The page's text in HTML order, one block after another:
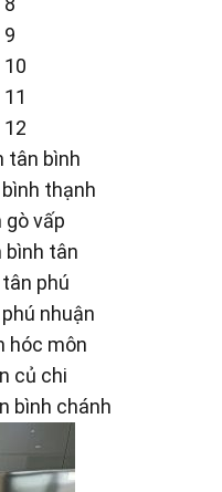
tân bình
thạnh
gò vấp
bình tân
phú
nhuận
hóc môn
củ chi
bình chánh